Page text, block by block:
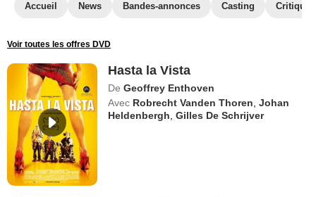
Accueil News Bandes-annonces Casting
Voir toutes les offres DVD
Hasta la Vista
De Geoffrey Enthoven
Avec Robrecht Vanden Thoren ,Johan
Heldenbergh ,Gilles De Schrijver